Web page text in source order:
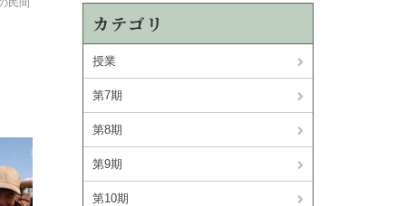
民間
カテゴリ
授業
第7期
第8期
第9期
第10期